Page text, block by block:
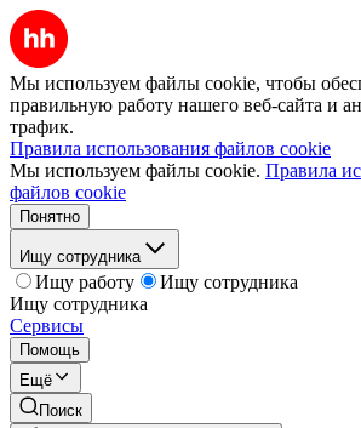
Мы используем файлы cookie, чтобы
правильную работу нашего веб-сайта и
трафик.
Правила использования файлов cookie
Мы используем файлы cookie. Правила
файлов cookie
Понятно
Ищу сотрудника
Ищу работу
Ищу сотрудника
Ищу сотрудника
Сервисы
Помощь
Ещё
Поиск